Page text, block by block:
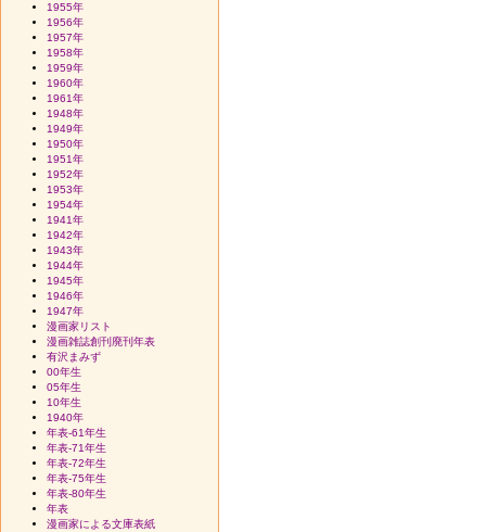
1955年
1956年
1957年
1958年
1959年
1960年
1961年
1948年
1949年
1950年
1951年
1952年
1953年
1954年
1941年
1942年
1943年
1944年
1945年
1946年
1947年
漫画家リスト
漫画雑誌創刊廃刊年表
有沢まみず
00年生
05年生
10年生
1940年
年表-61年生
年表-71年生
年表-72年生
年表-75年生
年表-80年生
年表
漫画家による文庫表紙